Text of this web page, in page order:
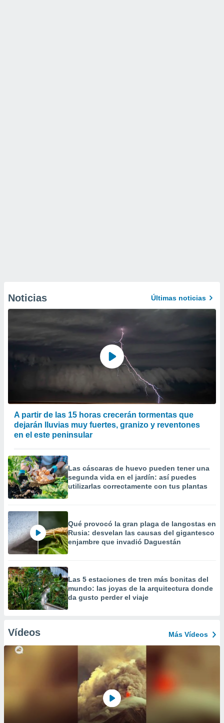
Noticias Últimas noticias
A partir de las 15 horas crecerán tormentas que
dejarán lluvias muy fuertes, granizo y reventones
en el este peninsular
Las cáscaras de huevo pueden tener una
segunda vida en el jardín: así puedes
utilizarlas correctamente con tus plantas
Qué provocó la gran plaga de langostas en
Rusia: desvelan las causas del gigantesco
enjambre que invadió Daguestán
Las 5 estaciones de tren más bonitas del
mundo: las joyas de la arquitectura donde
da gusto perder el viaje
Vídeos Más Vídeos